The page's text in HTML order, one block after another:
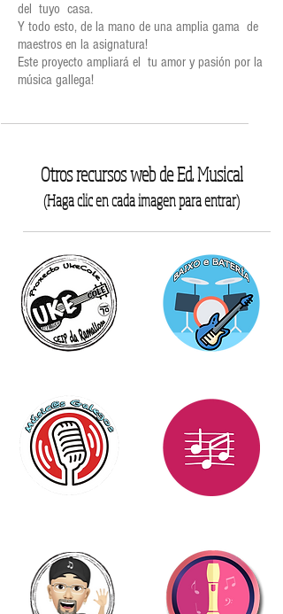
del tuyo casa.
Y todo esto, de la mano de una amplia gama de
maestros en la asignatura!
Este proyecto ampliará el tu amor y pasión por la
música gallega!
Otros recursos web de Ed. Musical
(Haga clic en cada imagen para entrar)